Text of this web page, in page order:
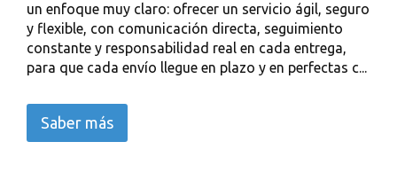
un enfoque muy claro: ofrecer un servicio ágil, seguro
y flexible, con comunicación directa, seguimiento
constante y responsabilidad real en cada entrega,
para que cada envío llegue en plazo y en perfectas c...
Saber más